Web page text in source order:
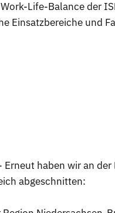
Life-Balance der
Einsatzbereiche und
haben wir an der
abgeschnitten: